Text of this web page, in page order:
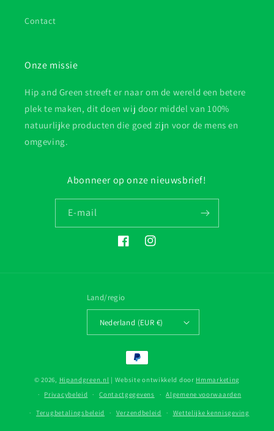
Contact
Onze missie
Hip and Green streeft er naar om de wereld een betere
plek te maken, dit doen wij door middel van 100%
natuurlijke producten die goed zijn voor de mens en
omgeving.
Abonneer op onze nieuwsbrief!
E‑mail
FacebookInstagram
Land/regio
Nederland (EUR €)
Betaalmethoden
© 2026, Hipandgreen.nl | Website ontwikkeld door Hmmarketing
Privacybeleid
Contactgegevens Algemene voorwaarden
Terugbetalingsbeleid Verzendbeleid Wettelijke kennisgeving